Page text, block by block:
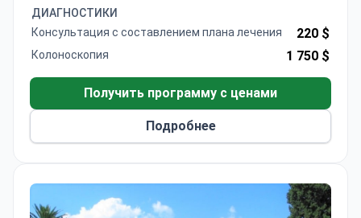
мониторинг и трансфер. Больница Мемориал
Шишли аккредитована JCI и соблюдает
международные стандарты безопасности.
ESMO, а также автором более 50 публикаций по
онкологии.
ДИАГНОСТИКИ
Консультация с составлением плана лечения
220 $
Колоноскопия 1 750 $
Получить программу с ценами
Подробнее